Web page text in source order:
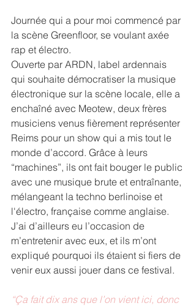
Journée qui a pour moi commencé par
la scène Greenfloor, se voulant axée
rap et électro.
Ouverte par ARDN, label ardennais
qui souhaite démocratiser la musique
électronique sur la scène locale, elle a
enchaîné avec Meotew, deux frères
musiciens venus fièrement représenter
Reims pour un show qui a mis tout le
monde d’accord. Grâce à leurs
“machines”, ils ont fait bouger le public
avec une musique brute et entraînante,
mélangeant la techno berlinoise et
l'électro, française comme anglaise.
J’ai d’ailleurs eu l’occasion de
m’entretenir avec eux, et ils m’ont
expliqué pourquoi ils étaient si fiers de
venir eux aussi jouer dans ce festival.
“Ça fait dix ans que l’on vient ici, donc